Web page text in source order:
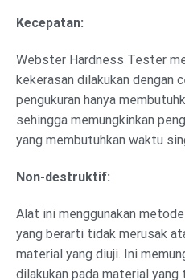
Kecepatan:
Webster Hardness Tester
kekerasan dilakukan dengan
pengukuran hanya
sehingga memungkinkan
yang membutuhkan waktu
Non-destruktif:
Alat ini menggunakan
yang berarti tidak merusak
material yang diuji. Ini
dilakukan pada material